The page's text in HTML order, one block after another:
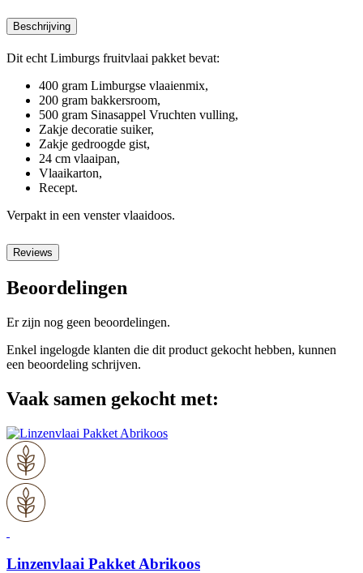
Beschrijving
Dit echt Limburgs fruitvlaai pakket bevat:
400 gram Limburgse vlaaienmix,
200 gram bakkersroom,
500 gram Sinasappel Vruchten vulling,
Zakje decoratie suiker,
Zakje gedroogde gist,
24 cm vlaaipan,
Vlaaikarton,
Recept.
Verpakt in een venster vlaaidoos.
Reviews
Beoordelingen
Er zijn nog geen beoordelingen.
Enkel ingelogde klanten die dit product gekocht hebben, kunnen
een beoordeling schrijven.
Vaak samen gekocht met:
Linzenvlaai Pakket Abrikoos